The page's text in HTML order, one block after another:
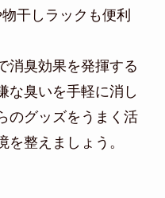
干しラックも便利
消臭効果を発揮する
な臭いを手軽に消し
のグッズをうまく活
整えましょう。